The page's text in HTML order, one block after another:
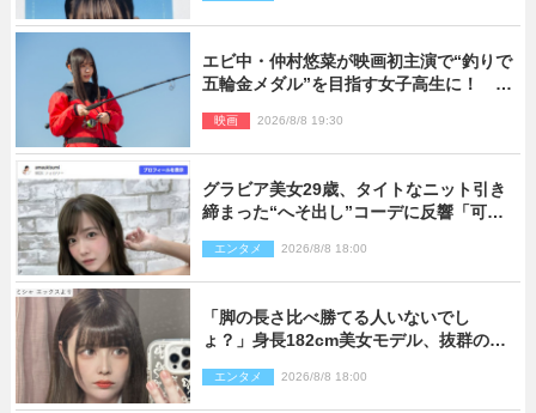
エビ中・仲村悠菜が映画初主演で“釣りで
五輪金メダル”を目指す女子高生に！ 映
映画 2026/8/8 19:30
グラビア美女29歳、タイトなニット引き
締まった“へそ出し”コーデに反響「可愛
エンタメ 2026/8/8 18:00
「脚の長さ比べ勝てる人いないでし
ょ？」身長182cm美女モデル、抜群のプ
エンタメ 2026/8/8 18:00